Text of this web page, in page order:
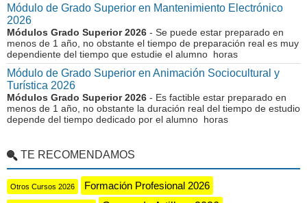
Módulo de Grado Superior en Mantenimiento Electrónico
2026
Módulos Grado Superior 2026 - Se puede estar preparado en
menos de 1 año, no obstante el tiempo de preparación real es muy
dependiente del tiempo que estudie el alumno horas
Módulo de Grado Superior en Animación Sociocultural y
Turística 2026
Módulos Grado Superior 2026 - Es factible estar preparado en
menos de 1 año, no obstante la duración real del tiempo de estudio
depende del tiempo dedicado por el alumno horas
TE RECOMENDAMOS
Otros Cursos 2026
Formación Profesional 2026